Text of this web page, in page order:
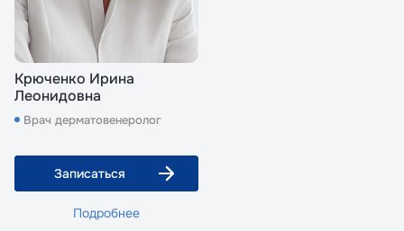
Крюченко Ирина
Леонидовна
Врач дерматовенеролог
Записаться
Подробнее